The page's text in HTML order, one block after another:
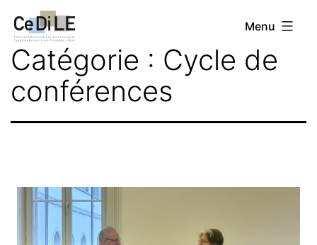
au
contenu
CeDiLE Menu
Catégorie : Cycle de
conférences